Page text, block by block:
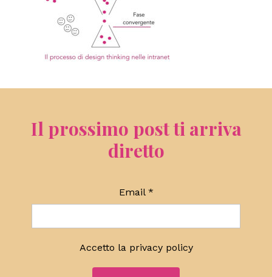
Il prossimo post ti arriva
diretto
Email *
Accetto la privacy policy